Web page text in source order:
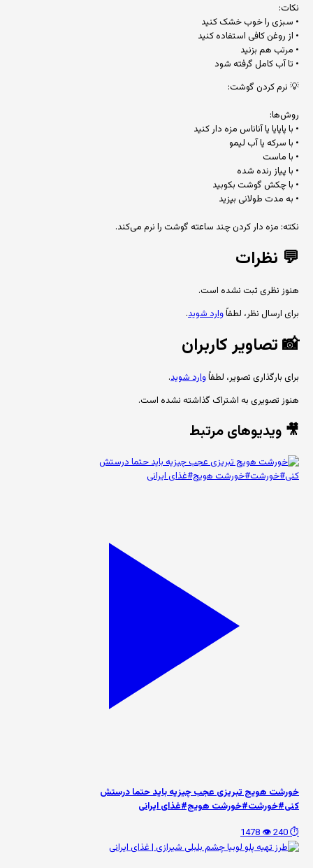
نکات:
• سبزی را خوب خشک کنید
• از روغن کافی استفاده کنید
• مرتب هم بزنید
• تا آب کامل گرفته شود
💡 نرم کردن گوشت:
روش‌ها:
• با پاپایا یا آناناس مزه دار کنید
• با سرکه یا آب لیمو
• با ماست
• با پیاز رنده شده
• با چکش گوشت بکوبید
• به مدت طولانی بپزید
نکته: مزه دار کردن چند ساعته گوشت را نرم می‌کند.
💬 نظرات
هنوز نظری ثبت نشده است.
برای ارسال نظر، لطفاًوارد شوید.
📸تصاویر کاربران
برای بارگذاری تصویر، لطفاًوارد شوید.
هنوز تصویری به اشتراک گذاشته نشده است.
🎥 ویدیوهای مرتبط
خورشت هویج تبریزی عجب چیزیه باید حتما درستش
کنی#خورشت#خورشت هویج#غذای ایرانی
⏱️ 240
👁️ 1478